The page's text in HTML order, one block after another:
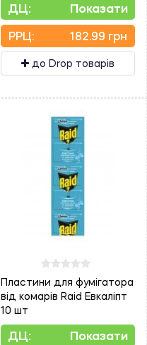
ДЦ: Показати
PPЦ: 182.99 грн
до Drop товарів
Пластини для фумігатора
від комарів Raid Евкаліпт
10 шт
ДЦ: Показати